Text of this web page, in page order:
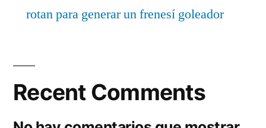
rotan para generar un frenesí goleador
Recent Comments